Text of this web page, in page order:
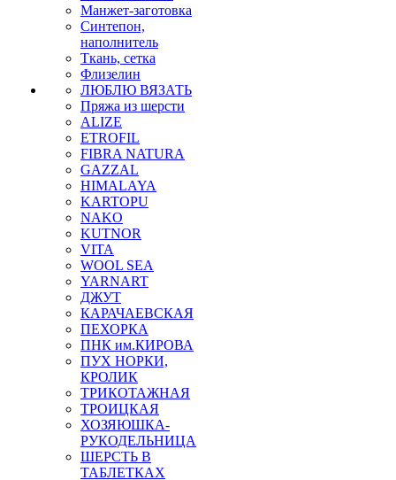
Манжет-заготовка
Синтепон,
наполнитель
Ткань, сетка
Флизелин
ЛЮБЛЮ ВЯЗАТЬ
Пряжа из шерсти
ALIZE
ETROFIL
FIBRA NATURA
GAZZAL
HIMALAYA
KARTOPU
NAKO
KUTNOR
VITA
WOOL SEA
YARNART
ДЖУТ
КАРАЧАЕВСКАЯ
ПЕХОРКА
ПНК им.КИРОВА
ПУХ НОРКИ,
КРОЛИК
ТРИКОТАЖНАЯ
ТРОИЦКАЯ
ХОЗЯЮШКА-
РУКОДЕЛЬНИЦА
ШЕРСТЬ В
ТАБЛЕТКАХ